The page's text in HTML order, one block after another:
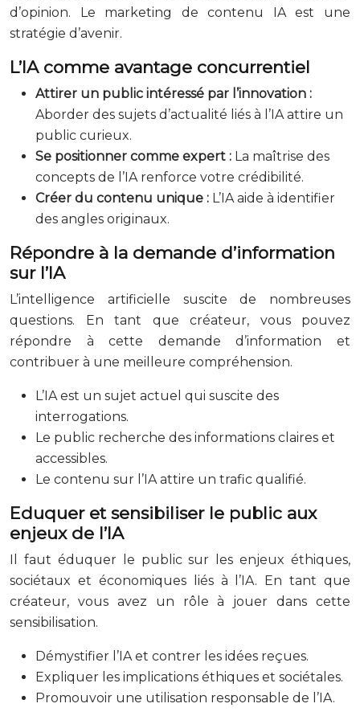
d’opinion. Le marketing de contenu IA est une
stratégie d’avenir.
L’IA comme avantage concurrentiel
Attirer un public intéressé par l’innovation :
Aborder des sujets d’actualité liés à l’IA attire un
public curieux.
Se positionner comme expert : La maîtrise des
concepts de l’IA renforce votre crédibilité.
Créer du contenu unique : L’IA aide à identifier
des angles originaux.
Répondre à la demande d’information
sur l’IA
L’intelligence artificielle suscite de nombreuses
questions. En tant que créateur, vous pouvez
répondre à cette demande d’information et
contribuer à une meilleure compréhension.
L’IA est un sujet actuel qui suscite des
interrogations.
Le public recherche des informations claires et
accessibles.
Le contenu sur l’IA attire un trafic qualifié.
Eduquer et sensibiliser le public aux
enjeux de l’IA
Il faut éduquer le public sur les enjeux éthiques,
sociétaux et économiques liés à l’IA. En tant que
créateur, vous avez un rôle à jouer dans cette
sensibilisation.
Démystifier l’IA et contrer les idées reçues.
Expliquer les implications éthiques et sociétales.
Promouvoir une utilisation responsable de l’IA.